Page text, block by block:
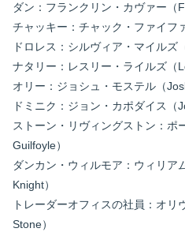
ダン：フランクリン・カヴァー（
チャッキー：チャック・ファイフ
ドロレス：シルヴィア・マイルズ
ナタリー：レスリー・ライルズ（
オリー：ジョシュ・モステル（
ドミニク：ジョン・カポダイス（
ストーン・リヴィングストン：ポ
Guilfoyle）
ダンカン・ウィルモア：ウィリア
Knight）
トレーダーオフィスの社員：オリ
Stone）